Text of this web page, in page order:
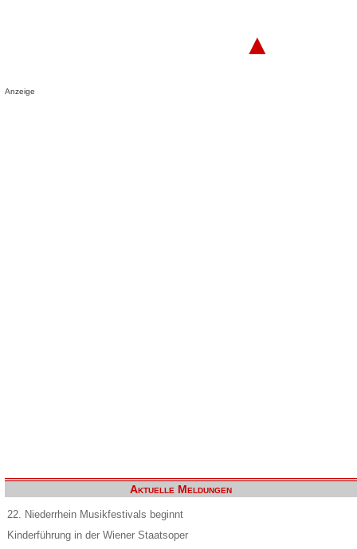
▲
Anzeige
Aktuelle Meldungen
22. Niederrhein Musikfestivals beginnt
Kinderführung in der Wiener Staatsoper